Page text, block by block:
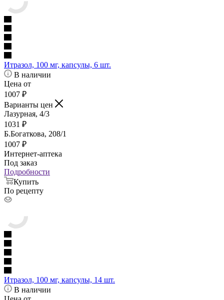
Итразол, 100 мг, капсулы, 6 шт.
В наличии
Цена от
1007 ₽
Варианты цен
Лазурная, 4/3
1031 ₽
Б.Богаткова, 208/1
1007 ₽
Интернет-аптека
Под заказ
Подробности
Купить
По рецепту
Итразол, 100 мг, капсулы, 14 шт.
В наличии